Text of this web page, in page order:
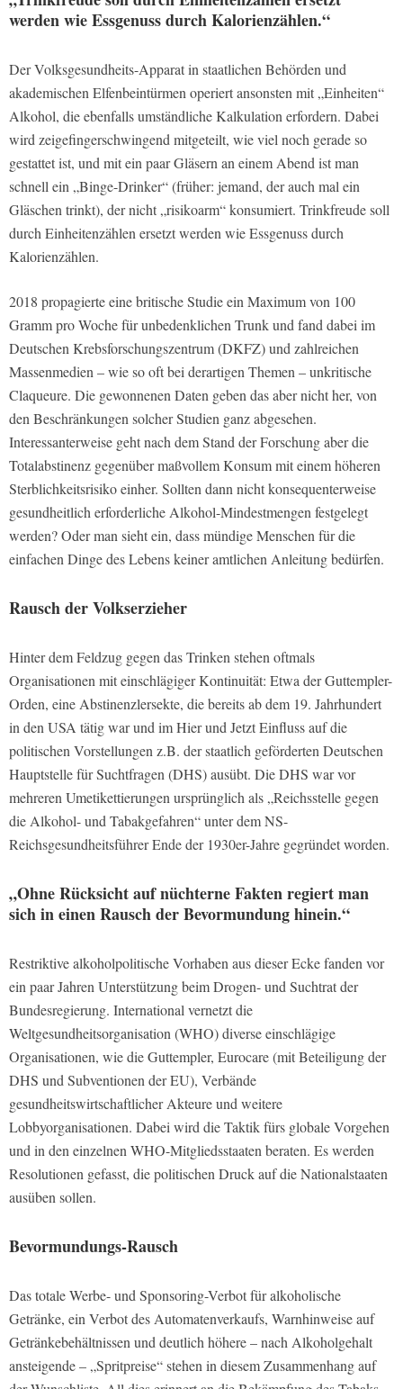
werden wie Essgenuss durch Kalorienzählen.“
Der Volksgesundheits-Apparat in staatlichen Behörden und
akademischen Elfenbeintürmen operiert ansonsten mit „Einheiten“
Alkohol, die ebenfalls umständliche Kalkulation erfordern. Dabei
wird zeigefingerschwingend mitgeteilt, wie viel noch gerade so
gestattet ist, und mit ein paar Gläsern an einem Abend ist man
schnell ein „Binge-Drinker“ (früher: jemand, der auch mal ein
Gläschen trinkt), der nicht „risikoarm“ konsumiert. Trinkfreude soll
durch Einheitenzählen ersetzt werden wie Essgenuss durch
Kalorienzählen.
2018 propagierte eine britische Studie ein Maximum von 100
Gramm pro Woche für unbedenklichen Trunk und fand dabei im
Deutschen Krebsforschungszentrum (DKFZ) und zahlreichen
Massenmedien – wie so oft bei derartigen Themen – unkritische
Claqueure. Die gewonnenen Daten geben das aber nicht her, von
den Beschränkungen solcher Studien ganz abgesehen.
Interessanterweise geht nach dem Stand der Forschung aber die
Totalabstinenz gegenüber maßvollem Konsum mit einem höheren
Sterblichkeitsrisiko einher. Sollten dann nicht konsequenterweise
gesundheitlich erforderliche Alkohol-Mindestmengen festgelegt
werden? Oder man sieht ein, dass mündige Menschen für die
einfachen Dinge des Lebens keiner amtlichen Anleitung bedürfen.
Rausch der Volkserzieher
Hinter dem Feldzug gegen das Trinken stehen oftmals
Organisationen mit einschlägiger Kontinuität: Etwa der Guttempler-
Orden, eine Abstinenzlersekte, die bereits ab dem 19. Jahrhundert
in den USA tätig war und im Hier und Jetzt Einfluss auf die
politischen Vorstellungen z.B. der staatlich geförderten Deutschen
Hauptstelle für Suchtfragen (DHS) ausübt. Die DHS war vor
mehreren Umetikettierungen ursprünglich als „Reichsstelle gegen
die Alkohol- und Tabakgefahren“ unter dem NS-
Reichsgesundheitsführer Ende der 1930er-Jahre gegründet worden.
„Ohne Rücksicht auf nüchterne Fakten regiert man
sich in einen Rausch der Bevormundung hinein.“
Restriktive alkoholpolitische Vorhaben aus dieser Ecke fanden vor
ein paar Jahren Unterstützung beim Drogen- und Suchtrat der
Bundesregierung. International vernetzt die
Weltgesundheitsorganisation (WHO) diverse einschlägige
Organisationen, wie die Guttempler, Eurocare (mit Beteiligung der
DHS und Subventionen der EU), Verbände
gesundheitswirtschaftlicher Akteure und weitere
Lobbyorganisationen. Dabei wird die Taktik fürs globale Vorgehen
und in den einzelnen WHO-Mitgliedsstaaten beraten. Es werden
Resolutionen gefasst, die politischen Druck auf die Nationalstaaten
ausüben sollen.
Bevormundungs-Rausch
Das totale Werbe- und Sponsoring-Verbot für alkoholische
Getränke, ein Verbot des Automatenverkaufs, Warnhinweise auf
Getränkebehältnissen und deutlich höhere – nach Alkoholgehalt
ansteigende – „Spritpreise“ stehen in diesem Zusammenhang auf